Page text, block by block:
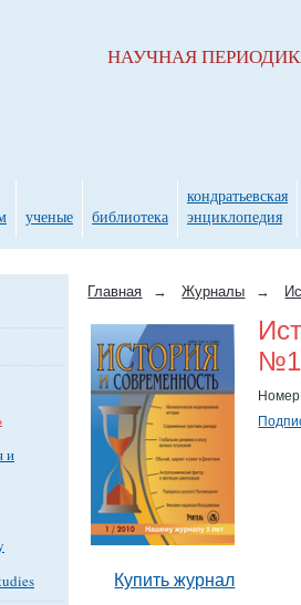
Главная → Журналы →
Купить журнал
и
НАУЧНАЯ
ученые библиотека
кондратьевская
энциклопедия